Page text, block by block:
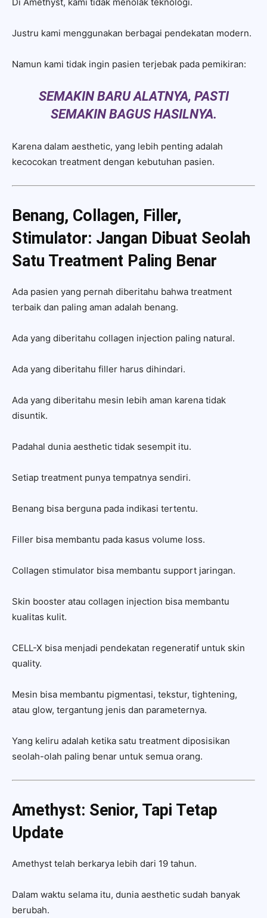
Justru kami menggunakan berbagai pendekatan modern.
Namun kami tidak ingin pasien terjebak pada pemikiran:
SEMAKIN BARU ALATNYA, PASTI
SEMAKIN BAGUS HASILNYA.
Karena dalam aesthetic, yang lebih penting adalah
kecocokan treatment dengan kebutuhan pasien.
Benang, Collagen, Filler,
Stimulator: Jangan Dibuat Seolah
Satu Treatment Paling Benar
Ada pasien yang pernah diberitahu bahwa treatment
terbaik dan paling aman adalah benang.
Ada yang diberitahu collagen injection paling natural.
Ada yang diberitahu filler harus dihindari.
Ada yang diberitahu mesin lebih aman karena tidak
disuntik.
Padahal dunia aesthetic tidak sesempit itu.
Setiap treatment punya tempatnya sendiri.
Benang bisa berguna pada indikasi tertentu.
Filler bisa membantu pada kasus volume loss.
Collagen stimulator bisa membantu support jaringan.
Skin booster atau collagen injection bisa membantu
kualitas kulit.
CELL-X bisa menjadi pendekatan regeneratif untuk skin
quality.
Mesin bisa membantu pigmentasi, tekstur, tightening,
atau glow, tergantung jenis dan parameternya.
Yang keliru adalah ketika satu treatment diposisikan
seolah-olah paling benar untuk semua orang.
Amethyst: Senior, Tapi Tetap
Update
Amethyst telah berkarya lebih dari 19 tahun.
Dalam waktu selama itu, dunia aesthetic sudah banyak
berubah.